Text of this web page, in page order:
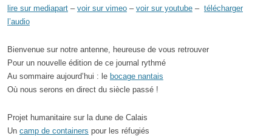
lire sur mediapart – voir sur vimeo – voir sur youtube – télécharger
l’audio
Bienvenue sur notre antenne, heureuse de vous retrouver
Pour un nouvelle édition de ce journal rythmé
Au sommaire aujourd’hui : le bocage nantais
Où nous serons en direct du siècle passé !
Projet humanitaire sur la dune de Calais
Un camp de containers pour les réfugiés